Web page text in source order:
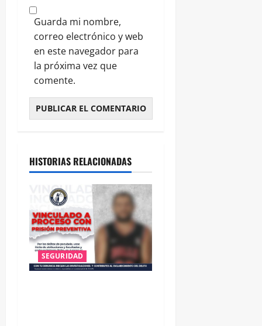
Guarda mi nombre,
correo electrónico y web
en este navegador para
la próxima vez que
comente.
HISTORIAS RELACIONADAS
SEGURIDAD